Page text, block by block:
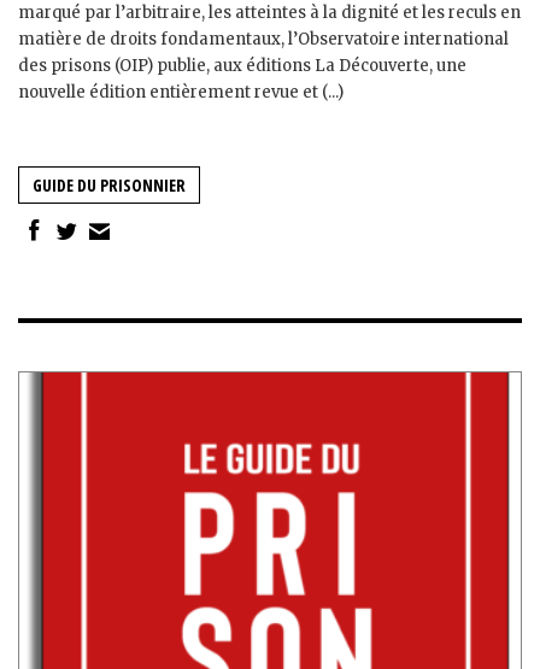
marqué par l’arbitraire, les atteintes à la dignité et les reculs en
matière de droits fondamentaux, l’Observatoire international
des prisons (OIP) publie, aux éditions La Découverte, une
nouvelle édition entièrement revue et (...)
GUIDE DU PRISONNIER